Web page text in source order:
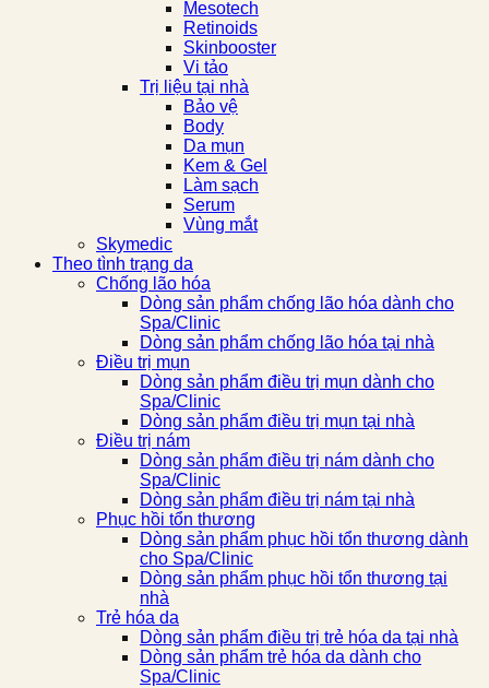
Mesotech
Retinoids
Skinbooster
Vi tảo
Trị liệu tại nhà
Bảo vệ
Body
Da mụn
Kem & Gel
Làm sạch
Serum
Vùng mắt
Skymedic
Theo tình trạng da
Chống lão hóa
Dòng sản phẩm chống lão hóa dành cho
Spa/Clinic
Dòng sản phẩm chống lão hóa tại nhà
Điều trị mụn
Dòng sản phẩm điều trị mụn dành cho
Spa/Clinic
Dòng sản phẩm điều trị mụn tại nhà
Điều trị nám
Dòng sản phẩm điều trị nám dành cho
Spa/Clinic
Dòng sản phẩm điều trị nám tại nhà
Phục hồi tổn thương
Dòng sản phẩm phục hồi tổn thương dành
cho Spa/Clinic
Dòng sản phẩm phục hồi tổn thương tại
nhà
Trẻ hóa da
Dòng sản phẩm điều trị trẻ hóa da tại nhà
Dòng sản phẩm trẻ hóa da dành cho
Spa/Clinic